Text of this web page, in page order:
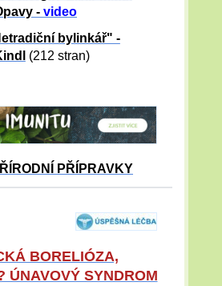
- video
bylinkář" -
(212 stran)
PŘÍPRAVKY
BORELIÓZA,
ÚNAVOVÝ SYNDROM